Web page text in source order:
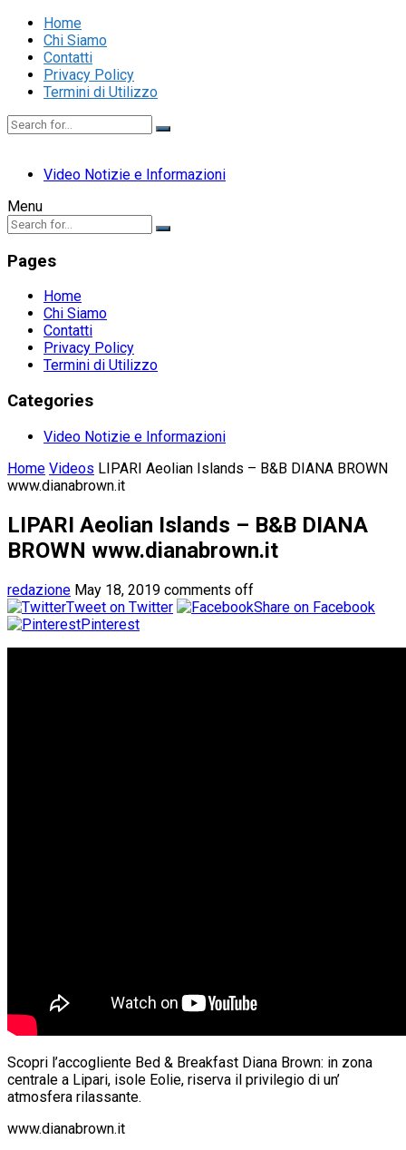
Home
Chi Siamo
Contatti
Privacy Policy
Termini di Utilizzo
Video Notizie e Informazioni
Menu
Pages
Home
Chi Siamo
Contatti
Privacy Policy
Termini di Utilizzo
Categories
Video Notizie e Informazioni
Home Videos LIPARI Aeolian Islands – B&B DIANA BROWN
www.dianabrown.it
LIPARI Aeolian Islands – B&B DIANA
BROWN www.dianabrown.it
redazione May 18, 2019 comments off
Tweet on Twitter
Share on Facebook
Pinterest
Scopri l’accogliente Bed & Breakfast Diana Brown: in zona
centrale a Lipari, isole Eolie, riserva il privilegio di un’
atmosfera rilassante.
www.dianabrown.it